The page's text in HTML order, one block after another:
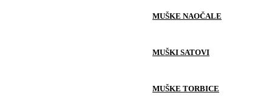
MUŠKE NAOČALE
MUŠKI SATOVI
MUŠKE TORBICE